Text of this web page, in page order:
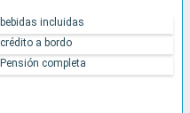
bebidas incluidas
crédito a bordo
Pensión completa